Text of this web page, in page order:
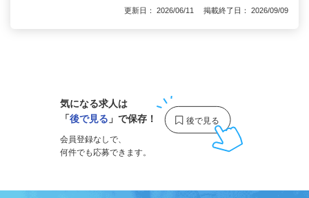
更新日： 2026/06/11 掲載終了日： 2026/09/09
気になる求人は
「後で見る 」で保存！
会員登録なしで、
何件でも応募できます。